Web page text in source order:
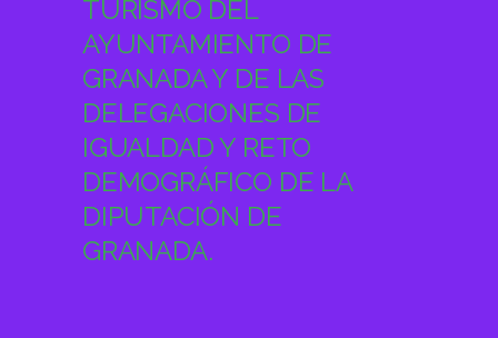
TURISMO DEL
AYUNTAMIENTO DE
GRANADA Y DE LAS
DELEGACIONES DE
IGUALDAD Y RETO
DEMOGRÁFICO DE LA
DIPUTACIÓN DE
GRANADA.